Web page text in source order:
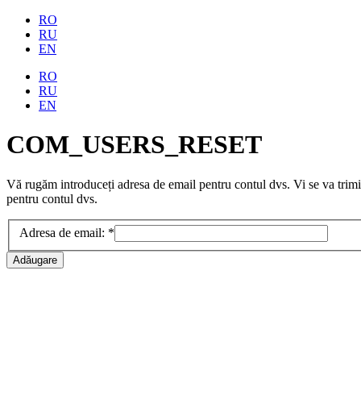
RO
RU
EN
RO
RU
EN
COM_USERS_RESET
Vă rugăm introduceți adresa de email pentru contul dvs. Vi se va
pentru contul dvs.
Adresa de email: *
Adăugare